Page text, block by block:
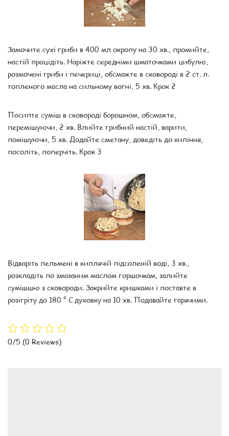
Замочите сухі гриби в 400 мл окропу на 30 хв., промийте,
настій процідіть. Наріжте середніми шматочками цибулю,
розмочені гриби і печериці, обсмажте в сковороді в 2 ст. л.
топленого масла на сильному вогні, 5 хв. Крок 2
Посипте суміш в сковороді борошном, обсмажте,
перемішуючи, 2 хв. Влийте грибний настій, варити,
помішуючи, 5 хв. Додайте сметану, доведіть до кипіння,
посоліть, поперчіть. Крок 3
Відваріть пельмені в киплячій підсоленій воді, 3 хв.,
розкладіть по змазаним маслом горшочкам, залийте
сумішшю з сковороди. Закрийте кришками і поставте в
розігріту до 180 ° С духовку на 10 хв. Подавайте гарячими.
0/5 (0 Reviews)